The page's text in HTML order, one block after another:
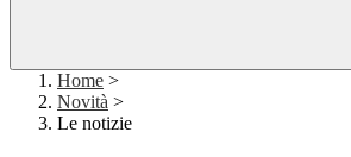
Home >
Novità >
Le notizie